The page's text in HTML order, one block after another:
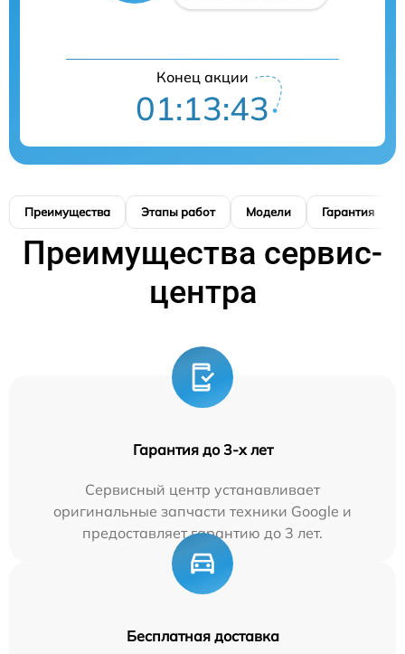
Конец акции
01:13:42
Преимущества Этапы работ Модели Гарантия
Преимущества сервис-
центра
Гарантия до 3-х лет
Сервисный центр устанавливает
оригинальные запчасти техники Google и
предоставляет гарантию до 3 лет.
Бесплатная доставка